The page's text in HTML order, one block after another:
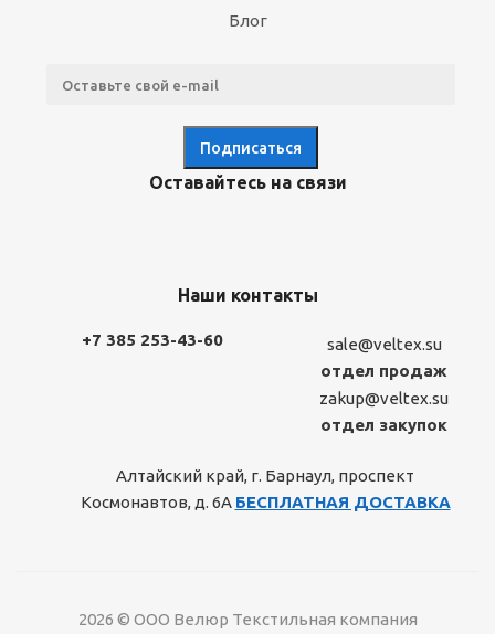
Блог
Оставайтесь на связи
Наши контакты
+7 385 253-43-60
sale@veltex.su
отдел продаж
zakup@veltex.su
отдел закупок
Алтайский край, г. Барнаул, проспект
Космонавтов, д. 6А БЕСПЛАТНАЯ ДОСТАВКА
2026 © ООО Велюр Текстильная компания